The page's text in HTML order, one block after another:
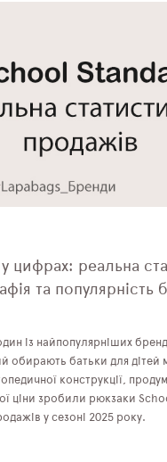
цифрах: реальна
та популярність
із найпопулярніших
обирають батьки для
конструкції,
ціни зробили рюкзаки
у сезоні 2025 року.